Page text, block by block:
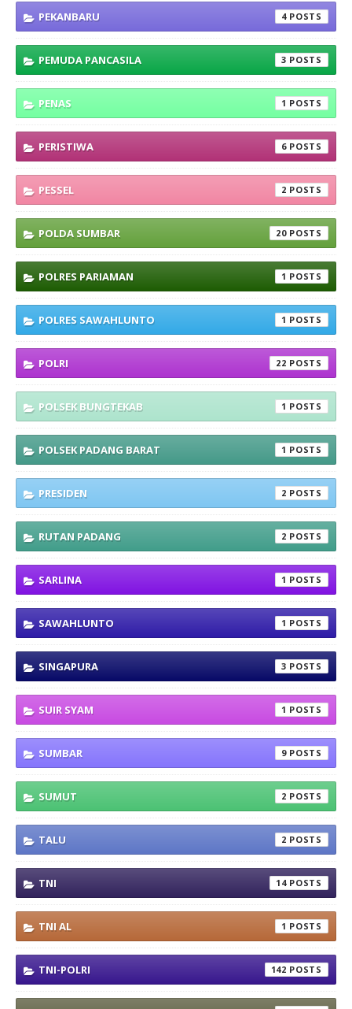
PEKANBARU 4
PEMUDA PANCASILA 3
PENAS 1
PERISTIWA 6
PESSEL 2
POLDA SUMBAR 20
POLRES PARIAMAN 1
POLRES SAWAHLUNTO 1
POLRI 22
POLSEK BUNGTEKAB 1
POLSEK PADANG BARAT 1
PRESIDEN 2
RUTAN PADANG 2
SARLINA 1
SAWAHLUNTO 1
SINGAPURA 3
SUIR SYAM 1
SUMBAR 9
SUMUT 2
TALU 2
TNI 14
TNI AL 1
TNI-POLRI 142